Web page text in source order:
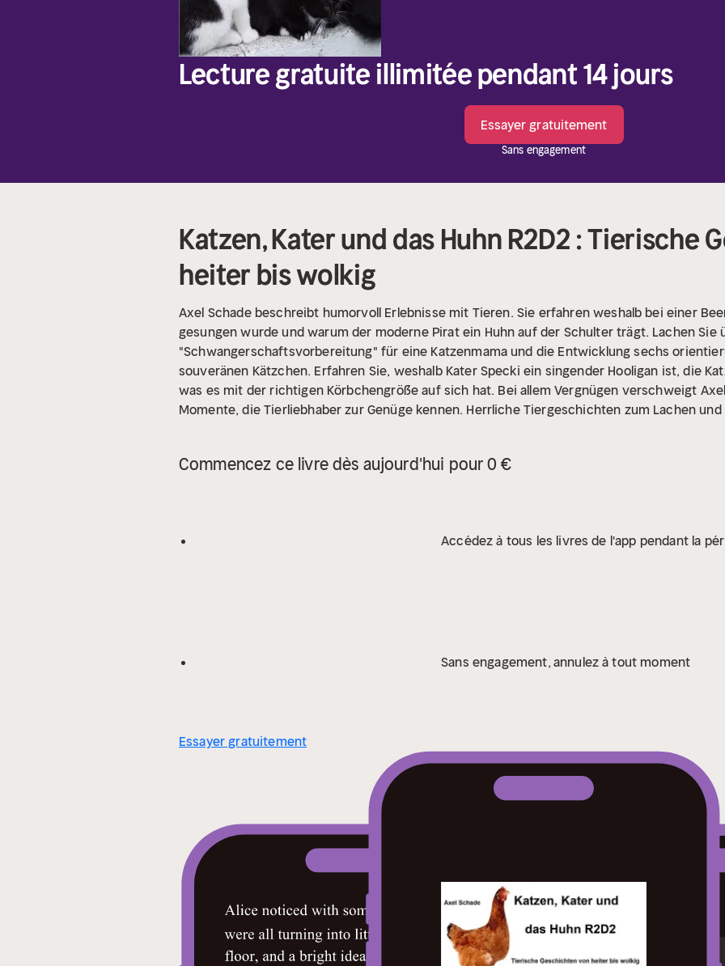
Lecture gratuite illimitée pendant 14 jours
Essayer gratuitement
Sans engagement
Katzen, Kater und das Huhn R2D2 : Tierische
heiter bis wolkig
Axel Schade beschreibt humorvoll Erlebnisse mit Tieren. Sie erfahren weshalb bei einer
gesungen wurde und warum der moderne Pirat ein Huhn auf der Schulter trägt. Lachen Sie
"Schwangerschaftsvorbereitung" für eine Katzenmama und die Entwicklung sechs
souveränen Kätzchen. Erfahren Sie, weshalb Kater Specki ein singender Hooligan ist, die
was es mit der richtigen Körbchengröße auf sich hat. Bei allem Vergnügen verschweigt
Momente, die Tierliebhaber zur Genüge kennen. Herrliche Tiergeschichten zum Lachen und
Commencez ce livre dès aujourd'hui pour 0 €
Accédez à tous les livres de l'app pendant la
Sans engagement, annulez à tout moment
Essayer gratuitement